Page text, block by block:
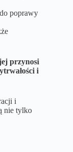
poprawy
przynosi
i
i
nie tylko